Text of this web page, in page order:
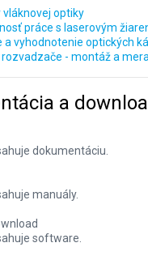
vláknovej optiky
práce s laserovým
a vyhodnotenie optických
rozvadzače - montáž a
a
dokumentáciu.
manuály.
software.